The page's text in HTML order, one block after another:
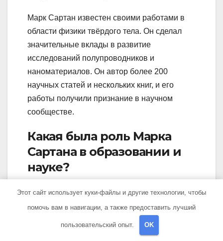
Марк Сартан известен своими работами в
области физики твёрдого тела. Он сделал
значительные вклады в развитие
исследований полупроводников и
наноматериалов. Он автор более 200
научных статей и нескольких книг, и его
работы получили признание в научном
сообществе.
Какая была роль Марка
Сартана в образовании и
науке?
Марк Сартан внес большой вклад в развитие
образования и науки в России. Он не только
Этот сайт использует куки-файлы и другие технологии, чтобы
помочь вам в навигации, а также предоставить лучший
пользовательский опыт. OK